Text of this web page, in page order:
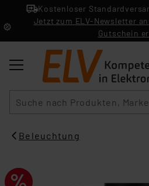
Kostenloser
Jetzt zum ELV-Newsletter
Gutschein
Beleuchtung​